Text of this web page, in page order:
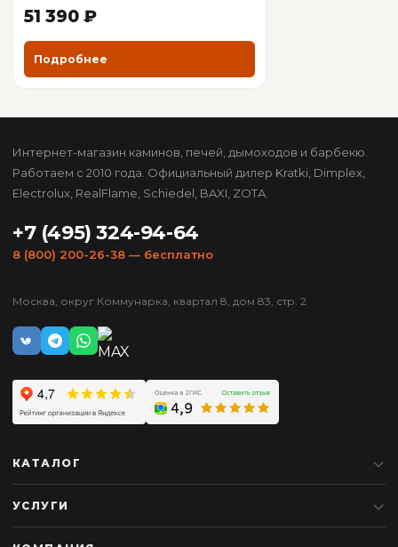
51 390 ₽
Подробнее
Интернет-магазин каминов, печей, дымоходов и барбекю.
Работаем с 2010 года. Официальный дилер Kratki, Dimplex,
Electrolux, RealFlame, Schiedel, BAXI, ZOTA.
+7 (495) 324-94-64
8 (800) 200-26-38 — бесплатно
Москва, округ Коммунарка, квартал 8, дом 83, стр. 2
КАТАЛОГ
УСЛУГИ